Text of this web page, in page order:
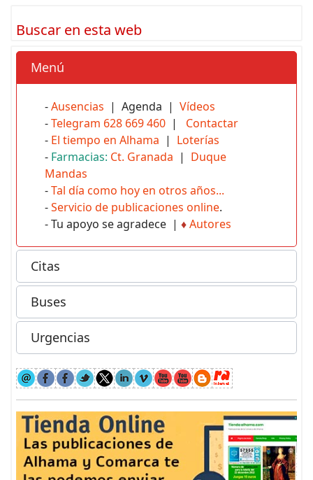
Buscar en esta web
Menú
-Ausencias | Agenda | Vídeos
-Telegram 628 669 460 | Contactar
- El tiempo en Alhama | Loterías
- Farmacias: Ct. Granada | Duque
Mandas
-Tal día como hoy en otros años...
-Servicio de publicaciones online.
- Tu apoyo se agradece | ♦Autores
Citas
Buses
Urgencias